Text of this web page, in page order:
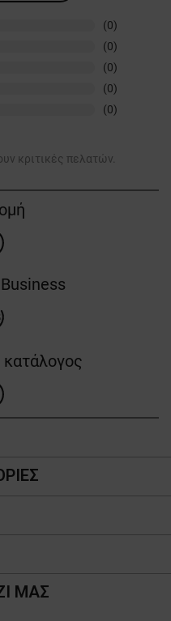
(0)
(0)
(0)
(0)
(0)
κριτικές πελατών.
ΜΑΣ